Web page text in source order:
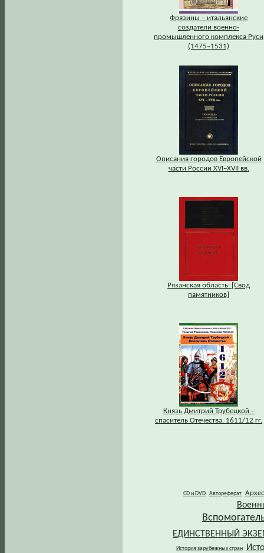
Фрязины – итальянские
создатели военно-
промышленного комплекса Руси
(1475–1531)
Описания городов Европейской
части России XVI–XVII вв.
Рязанская область: [Свод
памятников]
Князь Дмитрий Трубецкой –
спаситель Отечества. 1611/12 гг.
CD и DVD Автореферат
ЕДИНСТВЕННЫЙ
История зарубежных стран